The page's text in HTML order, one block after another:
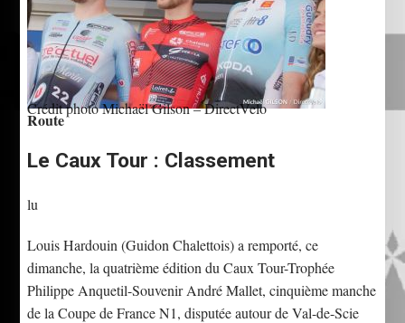
Crédit photo Michaël Gilson – DirectVelo
Route
Le Caux Tour : Classement
lu
Louis Hardouin (Guidon Chalettois) a remporté, ce
dimanche, la quatrième édition du Caux Tour-Trophée
Philippe Anquetil-Souvenir André Mallet, cinquième manche
de la Coupe de France N1, disputée autour de Val-de-Scie